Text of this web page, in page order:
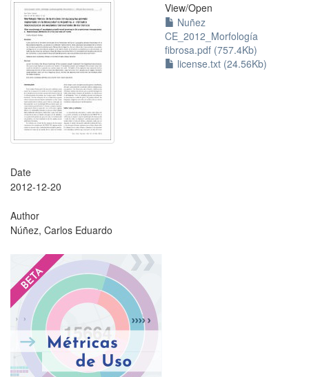
View/Open
Nuñez
CE_2012_Morfología
fibrosa.pdf (757.4Kb)
license.txt (24.56Kb)
Date
2012-12-20
Author
Núñez, Carlos Eduardo
?